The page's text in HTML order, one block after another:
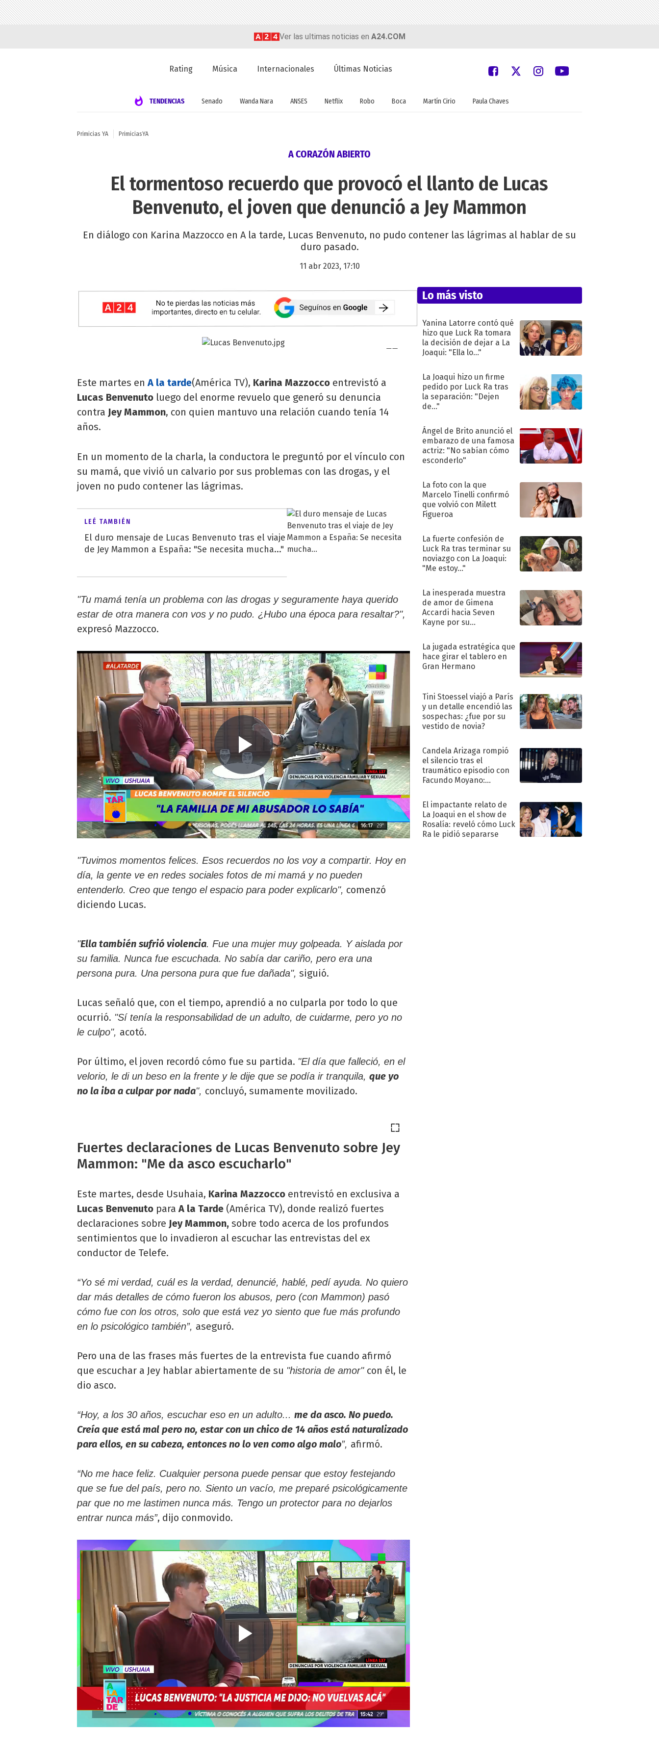
Ver las ultimas noticias en A24.COM
Rating Música Internacionales Últimas Noticias
TENDENCIAS Senado Wanda Nara ANSES Netflix Robo Boca Martín Cirio Paula Chaves
Primicias YA PrimiciasYA
A CORAZÓN ABIERTO
El tormentoso recuerdo que provocó el llanto de Lucas
Benvenuto, el joven que denunció a Jey Mammon
En diálogo con Karina Mazzocco en A la tarde, Lucas Benvenuto, no pudo contener las lágrimas al hablar de su
duro pasado.
11 abr 2023, 17:10
Este martes en A la tarde(América TV), Karina Mazzocco entrevistó a
Lucas Benvenuto luego del enorme revuelo que generó su denuncia
contra Jey Mammon, con quien mantuvo una relación cuando tenía 14
años.
En un momento de la charla, la conductora le preguntó por el vínculo con
su mamá, que vivió un calvario por sus problemas con las drogas, y el
joven no pudo contener las lágrimas.
LEÉ TAMBIÉN
El duro mensaje de Lucas Benvenuto tras el viaje
de Jey Mammon a España: "Se necesita mucha..."
"Tu mamá tenía un problema con las drogas y seguramente haya querido
estar de otra manera con vos y no pudo. ¿Hubo una época para resaltar?",
expresó Mazzocco.
"Tuvimos momentos felices. Esos recuerdos no los voy a compartir. Hoy en
día, la gente ve en redes sociales fotos de mi mamá y no pueden
entenderlo. Creo que tengo el espacio para poder explicarlo", comenzó
diciendo Lucas.
"Ella también sufrió violencia. Fue una mujer muy golpeada. Y aislada por
su familia. Nunca fue escuchada. No sabía dar cariño, pero era una
persona pura. Una persona pura que fue dañada", siguió.
Lucas señaló que, con el tiempo, aprendió a no culparla por todo lo que
ocurrió. "Sí tenía la responsabilidad de un adulto, de cuidarme, pero yo no
le culpo", acotó.
Por último, el joven recordó cómo fue su partida. "El día que falleció, en el
velorio, le di un beso en la frente y le dije que se podía ir tranquila, que yo
no la iba a culpar por nada", concluyó, sumamente movilizado.
Fuertes declaraciones de Lucas Benvenuto sobre Jey
Mammon: "Me da asco escucharlo"
Este martes, desde Usuhaia, Karina Mazzocco entrevistó en exclusiva a
Lucas Benvenuto para A la Tarde (América TV), donde realizó fuertes
declaraciones sobre Jey Mammon, sobre todo acerca de los profundos
sentimientos que lo invadieron al escuchar las entrevistas del ex
conductor de Telefe.
“Yo sé mi verdad, cuál es la verdad, denuncié, hablé, pedí ayuda. No quiero
dar más detalles de cómo fueron los abusos, pero (con Mammon) pasó
cómo fue con los otros, solo que está vez yo siento que fue más profundo
en lo psicológico también”, aseguró.
Pero una de las frases más fuertes de la entrevista fue cuando afirmó
que escuchar a Jey hablar abiertamente de su "historia de amor" con él, le
dio asco.
“Hoy, a los 30 años, escuchar eso en un adulto... me da asco. No puedo.
Creía que está mal pero no, estar con un chico de 14 años está naturalizado
para ellos, en su cabeza, entonces no lo ven como algo malo”, afirmó.
“No me hace feliz. Cualquier persona puede pensar que estoy festejando
que se fue del país, pero no. Siento un vacío, me preparé psicológicamente
par que no me lastimen nunca más. Tengo un protector para no dejarlos
entrar nunca más”, dijo conmovido.
Lo más visto
Yanina Latorre contó qué
hizo que Luck Ra tomara
la decisión de dejar a La
Joaqui: "Ella lo..."
La Joaqui hizo un firme
pedido por Luck Ra tras
la separación: "Dejen
de..."
Ángel de Brito anunció el
embarazo de una famosa
actriz: "No sabían cómo
esconderlo"
La foto con la que
Marcelo Tinelli confirmó
que volvió con Milett
Figueroa
La fuerte confesión de
Luck Ra tras terminar su
noviazgo con La Joaqui:
"Me estoy..."
La inesperada muestra
de amor de Gimena
Accardi hacia Seven
Kayne por su
La jugada estratégica que
hace girar el tablero en
Gran Hermano
Tini Stoessel viajó a París
y un detalle encendió las
sospechas: ¿fue por su
vestido de novia?
Candela Arizaga rompió
el silencio tras el
traumático episodio con
Facundo Moyano:
El impactante relato de
La Joaqui en el show de
Rosalía: reveló cómo Luck
Ra le pidió separarse